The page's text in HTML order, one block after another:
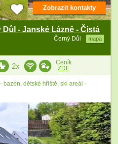
- Janské Lázně - Čistá
Černý Důl mapa
Zobrazit kontakty
2x
Ceník
ZDE
bazén, dětské hřiště, ski areál -